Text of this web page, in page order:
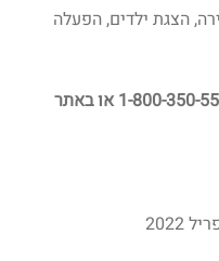
הצגת ילדים, הפעלה
ב"קו ליער" בטלפון: 1-800-350-550 או באתר